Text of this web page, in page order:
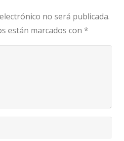
no será publicada.
están marcados con *